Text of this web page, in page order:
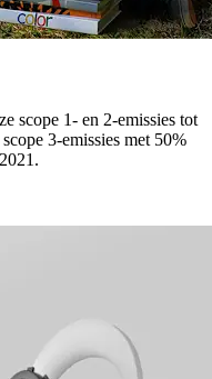
scope 1- en 2-emissies tot
3-emissies met 50%